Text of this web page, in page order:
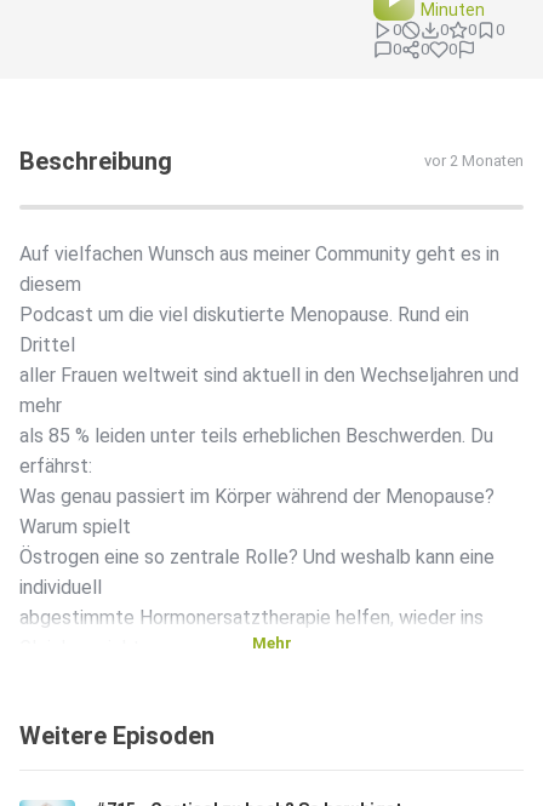
Minuten
0 0 0
0
0
0 0
Beschreibung vor 2 Monaten
Auf vielfachen Wunsch aus meiner Community geht es in
diesem
Podcast um die viel diskutierte Menopause. Rund ein
Drittel
aller Frauen weltweit sind aktuell in den Wechseljahren und
mehr
als 85 % leiden unter teils erheblichen Beschwerden. Du
erfährst:
Was genau passiert im Körper während der Menopause?
Warum spielt
Östrogen eine so zentrale Rolle? Und weshalb kann eine
individuell
abgestimmte Hormonersatztherapie helfen, wieder ins
Konzentrationsprobleme, Stimmungsschwankungen,
Gewichtszunahme und Muskelabbau und vor allem darüber,
Mehr
Weitere Episoden